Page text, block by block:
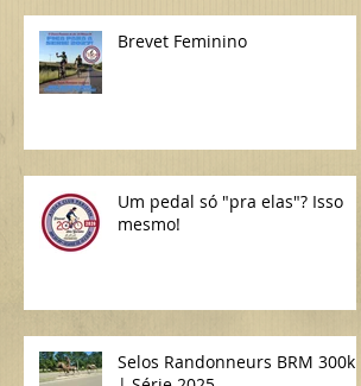
Brevet Feminino
Um pedal só "pra elas"? Isso
mesmo!
Selos Randonneurs BRM 300km